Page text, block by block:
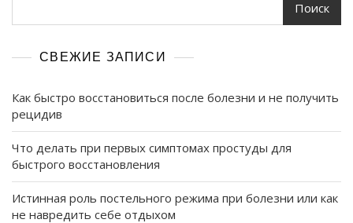
Поиск
СВЕЖИЕ ЗАПИСИ
Как быстро восстановиться после болезни и не получить
рецидив
Что делать при первых симптомах простуды для
быстрого восстановления
Истинная роль постельного режима при болезни или как
не навредить себе отдыхом